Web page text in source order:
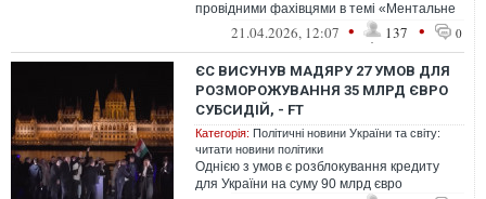
провідними фахівцями в темі «Ментальне
здоровʼя дітей»
21.04.2026, 12:07 • 137 • 0
ЄС ВИСУНУВ МАДЯРУ 27 УМОВ ДЛЯ
РОЗМОРОЖУВАННЯ 35 МЛРД ЄВРО
СУБСИДІЙ, - FT
Категорія: Політичні новини України та світу:
читати новини політики
Однією з умов є розблокування кредиту
для України на суму 90 млрд євро